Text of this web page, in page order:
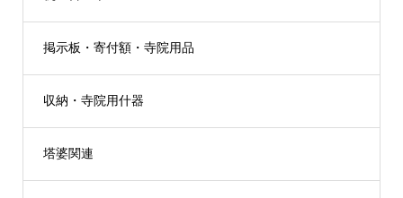
掲示板・寄付額・寺院用品
収納・寺院用什器
塔婆関連